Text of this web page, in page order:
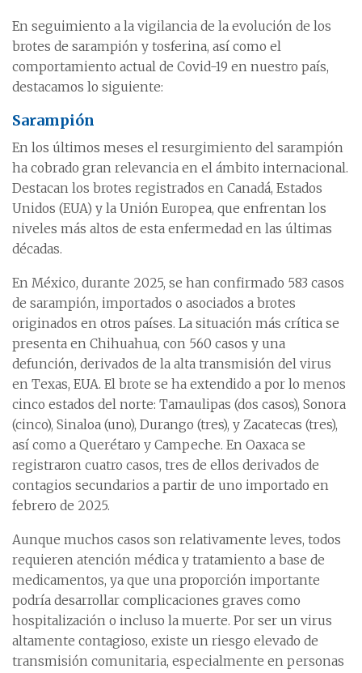
En seguimiento a la vigilancia de la evolución de los
brotes de sarampión y tosferina, así como el
comportamiento actual de Covid-19 en nuestro país,
destacamos lo siguiente:
Sarampión
En los últimos meses el resurgimiento del sarampión
ha cobrado gran relevancia en el ámbito internacional.
Destacan los brotes registrados en Canadá, Estados
Unidos (EUA) y la Unión Europea, que enfrentan los
niveles más altos de esta enfermedad en las últimas
décadas.
En México, durante 2025, se han confirmado 583 casos
de sarampión, importados o asociados a brotes
originados en otros países. La situación más crítica se
presenta en Chihuahua, con 560 casos y una
defunción, derivados de la alta transmisión del virus
en Texas, EUA. El brote se ha extendido a por lo menos
cinco estados del norte: Tamaulipas (dos casos), Sonora
(cinco), Sinaloa (uno), Durango (tres), y Zacatecas (tres),
así como a Querétaro y Campeche. En Oaxaca se
registraron cuatro casos, tres de ellos derivados de
contagios secundarios a partir de uno importado en
febrero de 2025.
Aunque muchos casos son relativamente leves, todos
requieren atención médica y tratamiento a base de
medicamentos, ya que una proporción importante
podría desarrollar complicaciones graves como
hospitalización o incluso la muerte. Por ser un virus
altamente contagioso, existe un riesgo elevado de
transmisión comunitaria, especialmente en personas